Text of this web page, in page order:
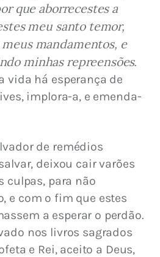
que aborrecestes a
meu santo temor,
mandamentos, e
minhas repreensões.
vida há esperança de
implora-a, e emenda-
de remédios
deixou cair varões
culpas, para não
e com o fim que estes
a esperar o perdão.
nos livros sagrados
e Rei, aceito a Deus,